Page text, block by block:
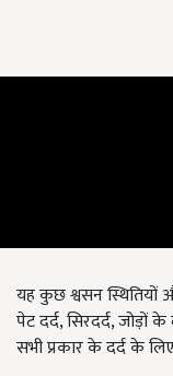
यह कुछ श्वसन
पेट दर्द, सिरदर्द, जोड़ों
सभी प्रकार के दर्द के